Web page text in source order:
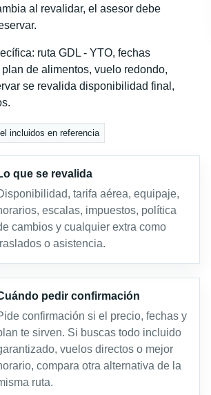
al revalidar, el asesor debe
ruta GDL - YTO, fechas
de alimentos, vuelo redondo,
se revalida disponibilidad final,
incluidos en referencia
que se revalida
tarifa aérea, equipaje,
escalas, impuestos, política
cambios y cualquier extra como
o asistencia.
pedir confirmación
confirmación si el precio, fechas y
te sirven. Si buscas todo incluido
vuelos directos o mejor
compara otra alternativa de la
ruta.